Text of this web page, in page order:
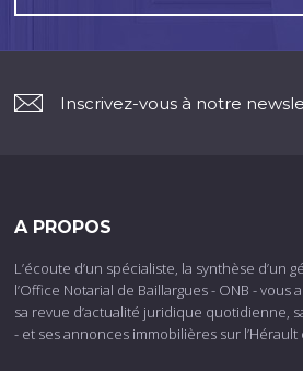
Inscrivez-vous à notre
A PROPOS
L’écoute d’un spécialiste, la synthèse d’un
l’Office Notarial de Baillargues - ONB - vous
sa revue d’actualité juridique quotidienne,
- et ses annonces immobilières sur